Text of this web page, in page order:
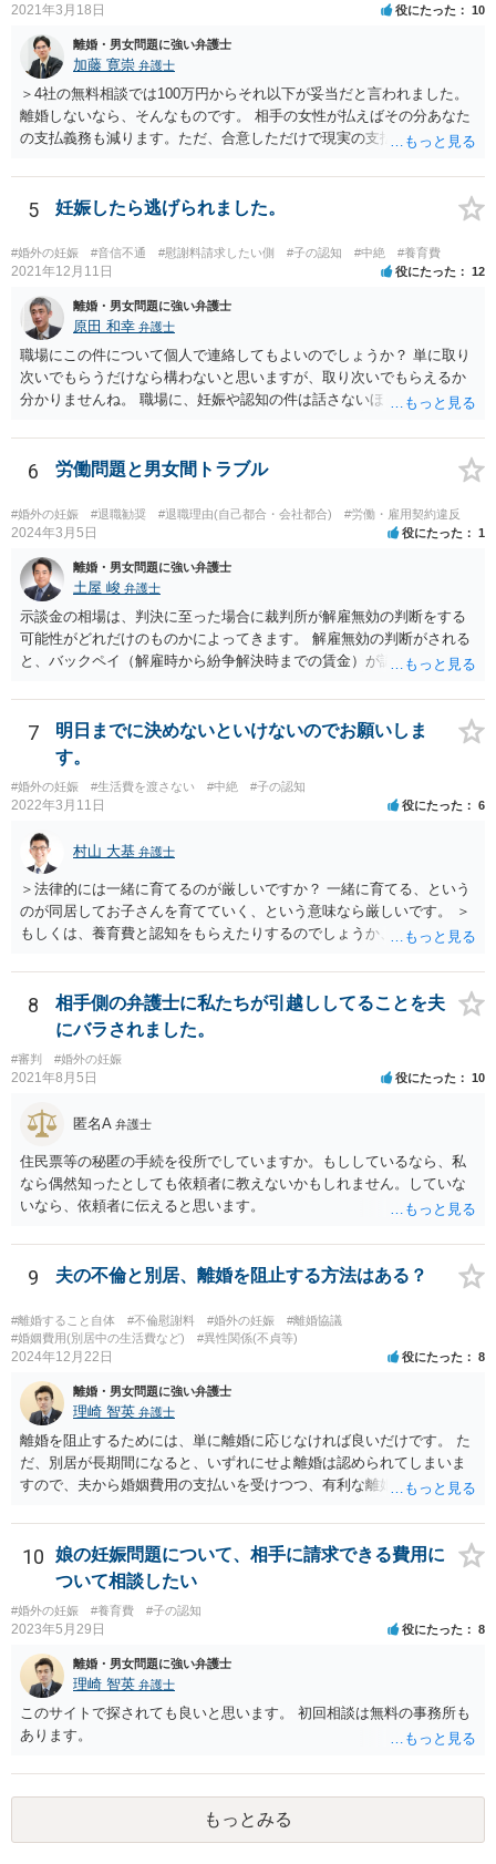
2021年3月18日 役にたった 10
離婚・男女問題に強い弁護士
加藤 寛崇 弁護士
＞4社の無料相談では100万円からそれ以下が妥当だと言われました。
離婚しないなら、そんなものです。 相手の女性が払えばその分あなた
の支払義務も減ります。ただ、合意しただけで現実の支払がないなら
5 妊娠したら逃げられました。
#婚外の妊娠 #音信不通 #慰謝料請求したい側 #子の認知 #中絶 #養育費
2021年12月11日 役にたった 12
離婚・男女問題に強い弁護士
原田 和幸 弁護士
職場にこの件について個人で連絡してもよいのでしょうか？ 単に取り
次いでもらうだけなら構わないと思いますが、取り次いでもらえるか
分かりませんね。 職場に、妊娠や認知の件は話さないほうがよいと思
難しいと思われれば、弁護士に入ってもらうことも検討されてくださ
い。 一度、お近くの弁護士に相談されてみてもよいと思います。
6 労働問題と男女間トラブル
#婚外の妊娠 #退職勧奨 #退職理由(自己都合・会社都合) #労働・雇用契約違反
2024年3月5日 役にたった 1
離婚・男女問題に強い弁護士
土屋 峻 弁護士
示談金の相場は、判決に至った場合に裁判所が解雇無効の判断をする
可能性がどれだけのものかによってきます。 解雇無効の判断がされる
と、バックペイ（解雇時から紛争解決時までの賃金）が認められるの
準となります。解決金の基準は、半年から１年程度の賃金相当額くら
いだと思います。 この件は、弁護士に具体的な内容について、ご相談
された方がよい事案だと考えます。
7
明日までに決めないといけないのでお願いしま
す。
#婚外の妊娠 #生活費を渡さない #中絶 #子の認知
2022年3月11日 役にたった 6
村山 大基 弁護士
＞法律的には一緒に育てるのが厳しいですか？ 一緒に育てる、という
のが同居してお子さんを育てていく、という意味なら厳しいです。 ＞
もしくは、養育費と認知をもらえたりするのでしょうか、 相手が認知
す。 また、認知されたことを前提に、父親として子を養う義務があり
ますので、 養育費を請求できます。 ただ、極端な話相手に収入がなか
ったり、行方不明だったりすると、実際上の回収が難しい可能性はあ
ります。
8
相手側の弁護士に私たちが引越ししてることを夫
にバラされました。
#審判 #婚外の妊娠
2021年8月5日 役にたった 10
匿名A 弁護士
住民票等の秘匿の手続を役所でしていますか。もししているなら、私
なら偶然知ったとしても依頼者に教えないかもしれません。していな
いなら、依頼者に伝えると思います。
9 夫の不倫と別居、離婚を阻止する方法はある？
#離婚すること自体 #不倫慰謝料 #婚外の妊娠
#離婚協議
#婚姻費用(別居中の生活費など)
#異性関係(不貞等)
2024年12月22日 役にたった 8
離婚・男女問題に強い弁護士
理崎 智英 弁護士
離婚を阻止するためには、単に離婚に応じなければ良いだけです。 た
だ、別居が長期間になると、いずれにせよ離婚は認められてしまいま
すので、夫から婚姻費用の支払いを受けつつ、有利な離婚条件での離
10
娘の妊娠問題について、相手に請求できる費用に
ついて相談したい
#婚外の妊娠 #養育費 #子の認知
2023年5月29日 役にたった 8
離婚・男女問題に強い弁護士
理崎 智英 弁護士
このサイトで探されても良いと思います。 初回相談は無料の事務所も
あります。
もっとみる